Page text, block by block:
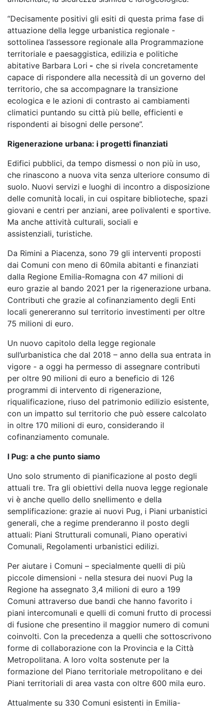
“Decisamente positivi gli esiti di questa prima fase di
attuazione della legge urbanistica regionale -
sottolinea l’assessore regionale alla Programmazione
territoriale e paesaggistica, edilizia e politiche
abitative Barbara Lori - che si rivela concretamente
capace di rispondere alla necessità di un governo del
territorio, che sa accompagnare la transizione
ecologica e le azioni di contrasto ai cambiamenti
climatici puntando su città più belle, efficienti e
rispondenti ai bisogni delle persone”.
Rigenerazione urbana: i progetti finanziati
Edifici pubblici, da tempo dismessi o non più in uso,
che rinascono a nuova vita senza ulteriore consumo di
suolo. Nuovi servizi e luoghi di incontro a disposizione
delle comunità locali, in cui ospitare biblioteche, spazi
giovani e centri per anziani, aree polivalenti e sportive.
Ma anche attività culturali, sociali e
assistenziali, turistiche.
Da Rimini a Piacenza, sono 79 gli interventi proposti
dai Comuni con meno di 60mila abitanti e finanziati
dalla Regione Emilia-Romagna con 47 milioni di
euro grazie al bando 2021 per la rigenerazione urbana.
Contributi che grazie al cofinanziamento degli Enti
locali genereranno sul territorio investimenti per oltre
75 milioni di euro.
Un nuovo capitolo della legge regionale
sull’urbanistica che dal 2018 – anno della sua entrata in
vigore - a oggi ha permesso di assegnare contributi
per oltre 90 milioni di euro a beneficio di 126
programmi di intervento di rigenerazione,
riqualificazione, riuso del patrimonio edilizio esistente,
con un impatto sul territorio che può essere calcolato
in oltre 170 milioni di euro, considerando il
cofinanziamento comunale.
I Pug: a che punto siamo
Uno solo strumento di pianificazione al posto degli
attuali tre. Tra gli obiettivi della nuova legge regionale
vi è anche quello dello snellimento e della
semplificazione: grazie ai nuovi Pug, i Piani urbanistici
generali, che a regime prenderanno il posto degli
attuali: Piani Strutturali comunali, Piano operativi
Comunali, Regolamenti urbanistici edilizi.
Per aiutare i Comuni – specialmente quelli di più
piccole dimensioni - nella stesura dei nuovi Pug la
Regione ha assegnato 3,4 milioni di euro a 199
Comuni attraverso due bandi che hanno favorito i
piani intercomunali e quelli di comuni frutto di processi
di fusione che presentino il maggior numero di comuni
coinvolti. Con la precedenza a quelli che sottoscrivono
forme di collaborazione con la Provincia e la Città
Metropolitana. A loro volta sostenute per la
formazione del Piano territoriale metropolitano e dei
Piani territoriali di area vasta con oltre 600 mila euro.
Attualmente su 330 Comuni esistenti in Emilia-